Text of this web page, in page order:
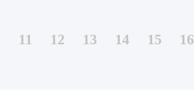
11 12 13 14 15 16